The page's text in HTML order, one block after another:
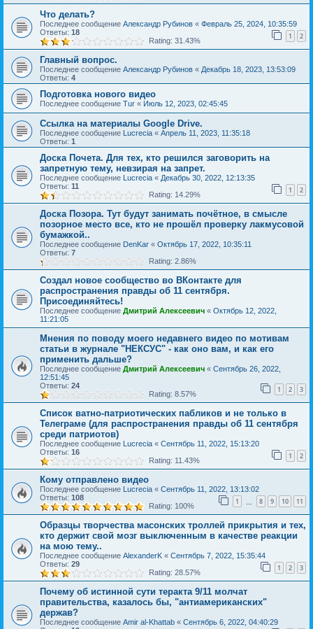
Что делать?
Последнее сообщение Александр Рубинов « Февраль 25, 2024, 10:35:59
Ответы: 18 1 2
Rating: 31.43%
Главный вопрос.
Последнее сообщение Александр Рубинов « Декабрь 18, 2023, 13:53:09
Ответы: 4
Подготовка нового видео
Последнее сообщение Tur « Июль 12, 2023, 02:45:45
Ссылка на материалы Google Drive.
Последнее сообщение Lucrecia « Апрель 11, 2023, 11:35:18
Ответы: 1
Доска Почета. Для тех, кто решился заговорить на
запретную тему, невзирая на запрет.
Последнее сообщение Lucrecia « Декабрь 30, 2022, 12:13:35
Ответы: 11 1 2
Rating: 14.29%
Доска Позора. Тут будут занимать почётное, в смысле
позорное место все, кто не прошёл проверку лакмусовой
бумажкой..
Последнее сообщение DenKar « Октябрь 17, 2022, 10:35:11
Ответы: 7
Rating: 2.86%
Создал новое сообщество во ВКонтакте для
распространения правды об 11 сентября.
Присоединяйтесь!
Последнее сообщение Дмитрий Алексеевич « Октябрь 12, 2022,
11:21:05
Мнения по поводу моего недавнего видео по мотивам
статьи в журнале "НЕКСУС" - как оно вам, и как его
применить дальше?
Последнее сообщение Дмитрий Алексеевич « Сентябрь 26, 2022,
12:51:45
Ответы: 24 1 2 3
Rating: 8.57%
Список ватно-патриотических пабликов и не только в
Телеграме (для распространения правды об 11 сентября
среди патриотов)
Последнее сообщение Lucrecia « Сентябрь 11, 2022, 15:13:20
Ответы: 16 1 2
Rating: 11.43%
Кому отправлено видео
Последнее сообщение Lucrecia « Сентябрь 11, 2022, 13:13:02
Ответы: 108 1 8 9 10 11
Rating: 100%
Образцы творчества масонских троллей прикрытия и тех,
кто держит свой мозг выключенным в качестве реакции
на мою тему..
Последнее сообщение AlexanderK « Сентябрь 7, 2022, 15:35:44
Ответы: 29 1 2 3
Rating: 28.57%
Почему об истинной сути теракта 9/11 молчат
правительства, казалось бы, "антиамериканских"
держав?
Последнее сообщение Amir al-Khattab « Сентябрь 6, 2022, 04:40:29